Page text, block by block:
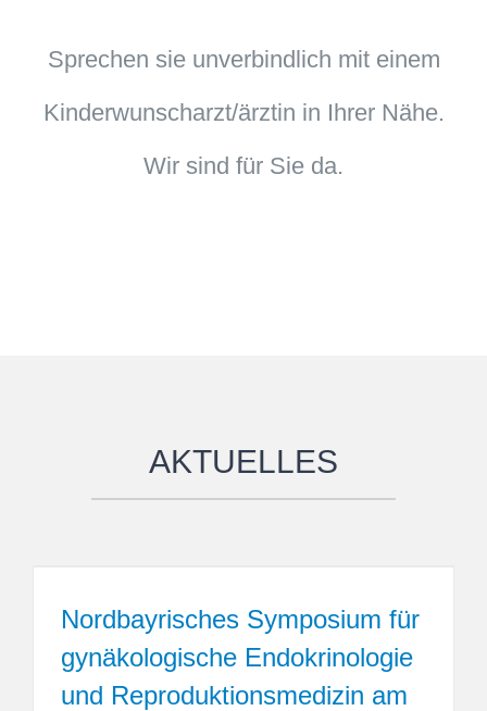
Sprechen sie unverbindlich mit einem
Kinderwunscharzt/ärztin in Ihrer Nähe.
Wir sind für Sie da.
AKTUELLES
Nordbayrisches Symposium für
gynäkologische Endokrinologie
und Reproduktionsmedizin am